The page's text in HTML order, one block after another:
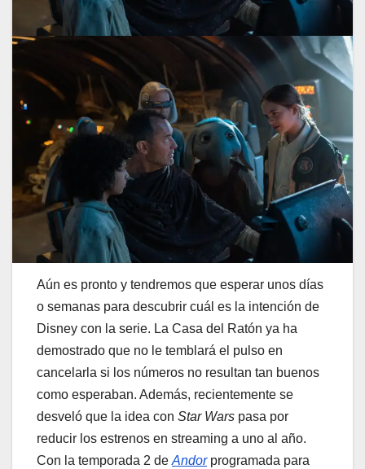
Aún es pronto y tendremos que esperar unos días
o semanas para descubrir cuál es la intención de
Disney con la serie. La Casa del Ratón ya ha
demostrado que no le temblará el pulso en
cancelarla si los números no resultan tan buenos
como esperaban. Además, recientemente se
desveló que la idea con Star Wars pasa por
reducir los estrenos en streaming a uno al año.
Con la temporada 2 de Andorprogramada para